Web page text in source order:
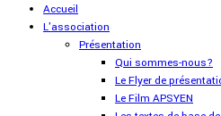
Accueil
L'association
Présentation
Qui sommes-nous?
Le Flyer de
Le Film APSYEN